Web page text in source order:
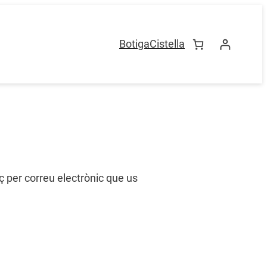
BotigaCistella
per correu electrònic que us